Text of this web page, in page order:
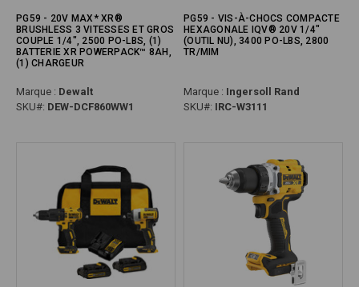
PG59 - 20V MAX* XR®
BRUSHLESS 3 VITESSES ET GROS
COUPLE 1/4", 2500 PO-LBS, (1)
BATTERIE XR POWERPACK™ 8AH,
(1) CHARGEUR
Marque : Dewalt
SKU#: DEW-DCF860WW1
PG59 - VIS-À-CHOCS COMPACTE
HEXAGONALE IQV® 20V 1/4"
(OUTIL NU), 3400 PO-LBS, 2800
TR/MIM
Marque : Ingersoll Rand
SKU#: IRC-W3111